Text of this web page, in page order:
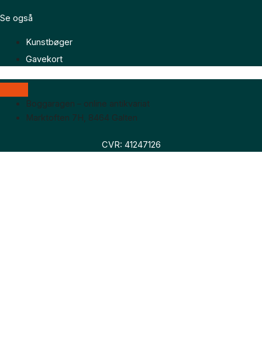
Se også
Kunstbøger
Gavekort
Boggaragen – online antikvariat
Marktoften 7H, 8464 Galten
CVR: 41247126